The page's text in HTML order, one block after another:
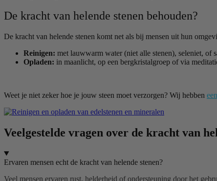
De kracht van helende stenen behouden?
De kracht van helende stenen komt net als bij mensen uit hun
Reinigen: met lauwwarm water (niet alle stenen), seleniet, of
Opladen: in maanlicht, op een bergkristalgroep of via
Weet je niet zeker hoe je jouw steen moet verzorgen? Wij hebben
Veelgestelde vragen over de kracht van
Ervaren mensen echt de kracht van helende stenen?
Veel mensen ervaren rust, helderheid of ondersteuning door het